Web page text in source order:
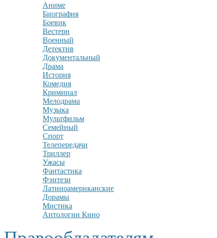
Аниме
Биография
Боевик
Вестерн
Военный
Детектив
Документальный
Драма
История
Комедия
Криминал
Мелодрама
Музыка
Мультфильм
Семейный
Спорт
Телепередачи
Триллер
Ужасы
Фантастика
Фэнтези
Латиноамериканские
Дорамы
Мистика
Антологии Кино